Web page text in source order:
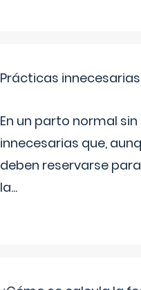
Prácticas
En un parto normal
innecesarias que,
deben reservarse
la...